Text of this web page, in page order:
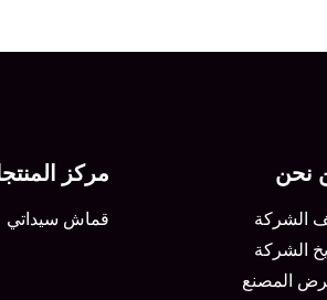
نحن
الشركة
الشركة
المصنع
مركز
قماش سيداتي